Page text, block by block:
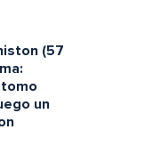
(57
un